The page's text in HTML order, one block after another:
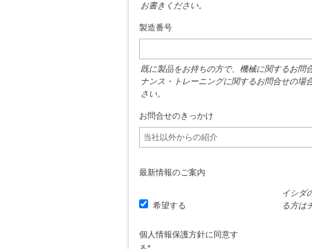
お書きください。
製造番号
既に製品をお持ちの方で、機械に関するお問
ナンス・トレーニングに関するお問合せの場
さい。
お問合せのきっかけ
最新情報のご案内
希望する
イシダ
る方は
個人情報保護方針に同意す